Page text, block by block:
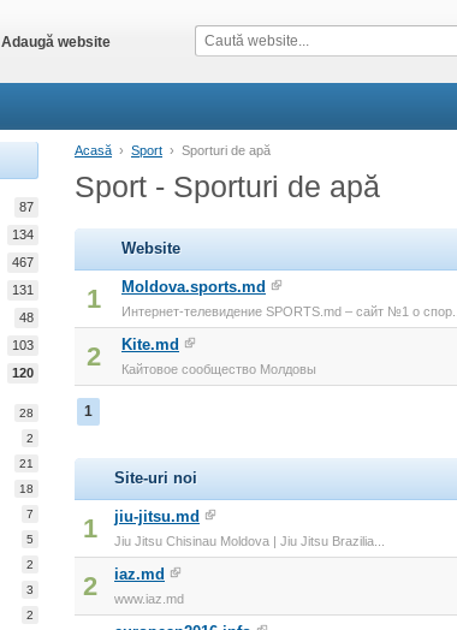
Adaugă website
87
134
467
131
48
103
120
28
2
21
18
7
5
2
3
2
Acasă › Sport › Sporturi de apă
Sport - Sporturi de apă
Website
1 Moldova.sports.md
Интернет-телевидение SPORTS.md – сайт №1 о спор...
2 Kite.md
Кайтовое сообщество Молдовы
1
Site-uri noi
1 jiu-jitsu.md
Jiu Jitsu Chisinau Moldova | Jiu Jitsu Brazilia...
2 iaz.md
www.iaz.md